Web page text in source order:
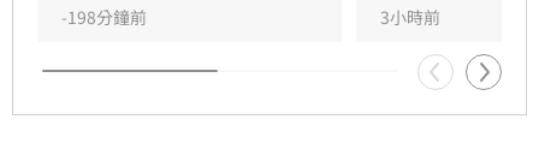
-198分鐘前 3小時前